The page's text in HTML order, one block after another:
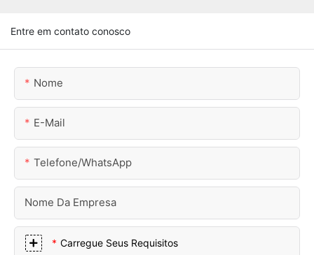
Entre em contato conosco
Nome
E-Mail
Telefone/WhatsApp
Nome Da Empresa
Carregue Seus Requisitos